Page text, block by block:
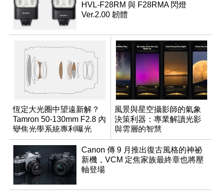
HVL-F28RM 與 F28RMA 閃燈
Ver.2.00 韌體
恆定大光圈中望遠新解？
Tamron 50-130mm F2.8 內
變焦光學系統專利曝光
風景與星空攝影師的氣象
決策利器：專業解讀光影
與雲層的智慧
App「Atmos」登場
Canon 傳 9 月推出復古風格的神祕
新機，VCM 定焦家族最終章也將壓
軸登場